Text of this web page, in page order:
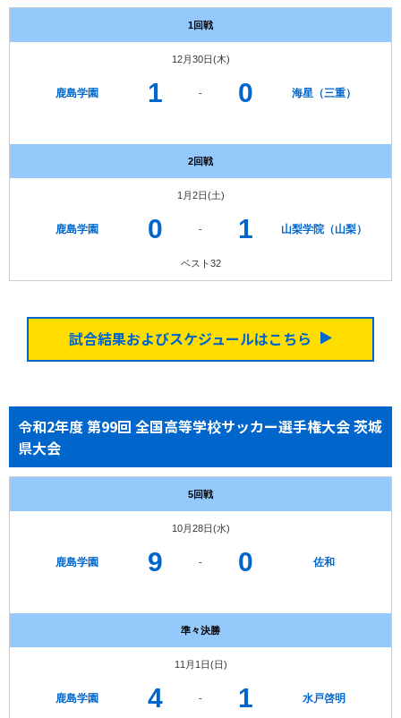
1回戦
12月30日(木)
鹿島学園 1 - 0 海星（三重）
2回戦
1月2日(土)
鹿島学園 0 - 1 山梨学院（山梨）
ベスト32
試合結果およびスケジュールはこちら
令和2年度 第99回 全国高等学校サッカー選手権大会 茨城
県大会
5回戦
10月28日(水)
鹿島学園 9 - 0 佐和
準々決勝
11月1日(日)
鹿島学園 4 - 1 水戸啓明